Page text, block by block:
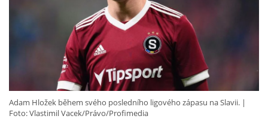
Adam Hložek během svého posledního ligového zápasu na Slavii.
Foto: Vlastimil Vacek/Právo/Profimedia